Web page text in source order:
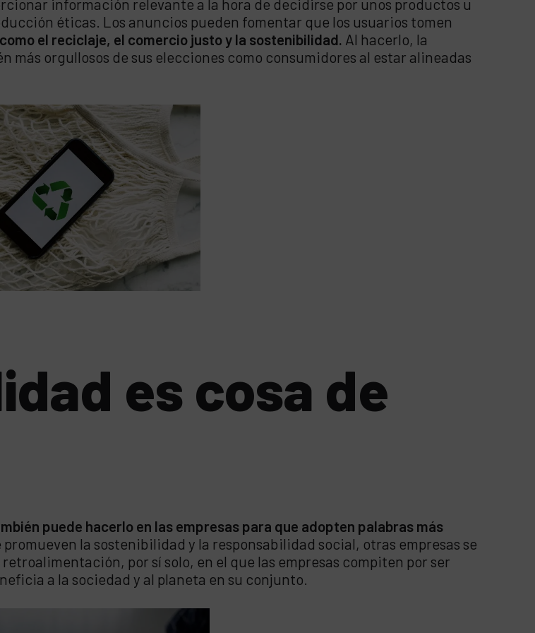
información relevante a la hora de decidirse por unos productos u
éticas. Los anuncios pueden fomentar que los usuarios tomen
el reciclaje, el comercio justo y la sostenibilidad. Al hacerlo, la
más orgullosos de sus elecciones como consumidores al estar alineadas
es cosa de
puede hacerlo en las empresas para que adopten palabras más
promueven la sostenibilidad y la responsabilidad social, otras empresas se
retroalimentación, por sí solo, en el que las empresas compiten por ser
a la sociedad y al planeta en su conjunto.